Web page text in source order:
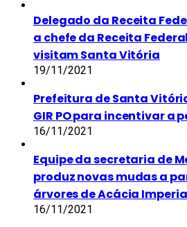
Delegado da Receita
a chefe da Receita
visitam Santa Vitória
19/11/2021
Prefeitura de Santa
GIR PO para incentivar a
16/11/2021
Equipe da secretaria de
produz novas mudas a
árvores de Acácia
16/11/2021